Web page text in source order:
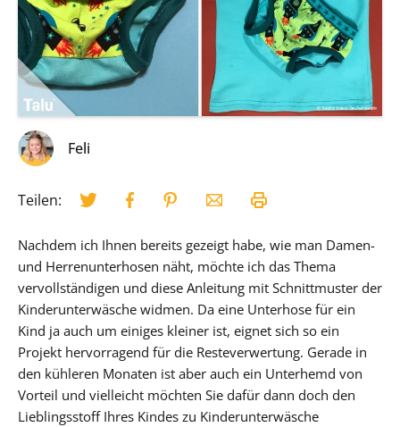
Feli
Teilen:
Nachdem ich Ihnen bereits gezeigt habe, wie man Damen-
und Herrenunterhosen näht, möchte ich das Thema
vervollständigen und diese Anleitung mit Schnittmuster der
Kinderunterwäsche widmen. Da eine Unterhose für ein
Kind ja auch um einiges kleiner ist, eignet sich so ein
Projekt hervorragend für die Resteverwertung. Gerade in
den kühleren Monaten ist aber auch ein Unterhemd von
Vorteil und vielleicht möchten Sie dafür dann doch den
Lieblingsstoff Ihres Kindes zu Kinderunterwäsche